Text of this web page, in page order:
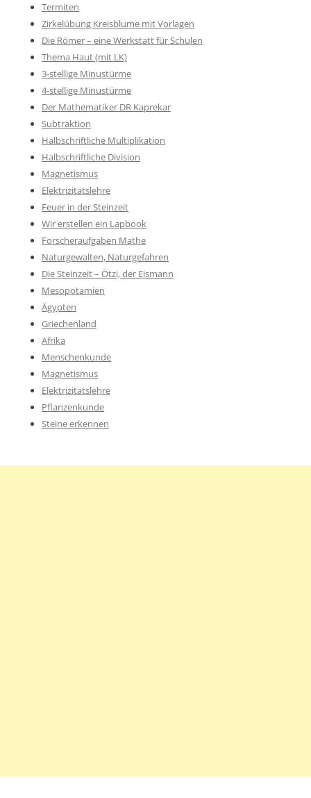
Termiten
Zirkelübung Kreisblume mit Vorlagen
Die Römer – eine Werkstatt für Schulen
Thema Haut (mit LK)
3-stellige Minustürme
4-stellige Minustürme
Der Mathematiker DR Kaprekar
Subtraktion
Halbschriftliche Multiplikation
Halbschriftliche Division
Magnetismus
Elektrizitätslehre
Feuer in der Steinzeit
Wir erstellen ein Lapbook
Forscheraufgaben Mathe
Naturgewalten, Naturgefahren
Die Steinzeit – Ötzi, der Eismann
Mesopotamien
Ägypten
Griechenland
Afrika
Menschenkunde
Magnetismus
Elektrizitätslehre
Pflanzenkunde
Steine erkennen